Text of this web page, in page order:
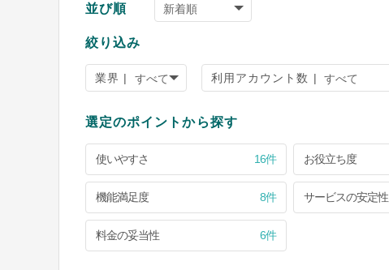
並び順
絞り込み
業界 | 利用アカウント数 |
選定のポイントから探す
使いやすさ 16件 お役立ち度
機能満足度 8件 サービスの安定性
料金の妥当性 6件